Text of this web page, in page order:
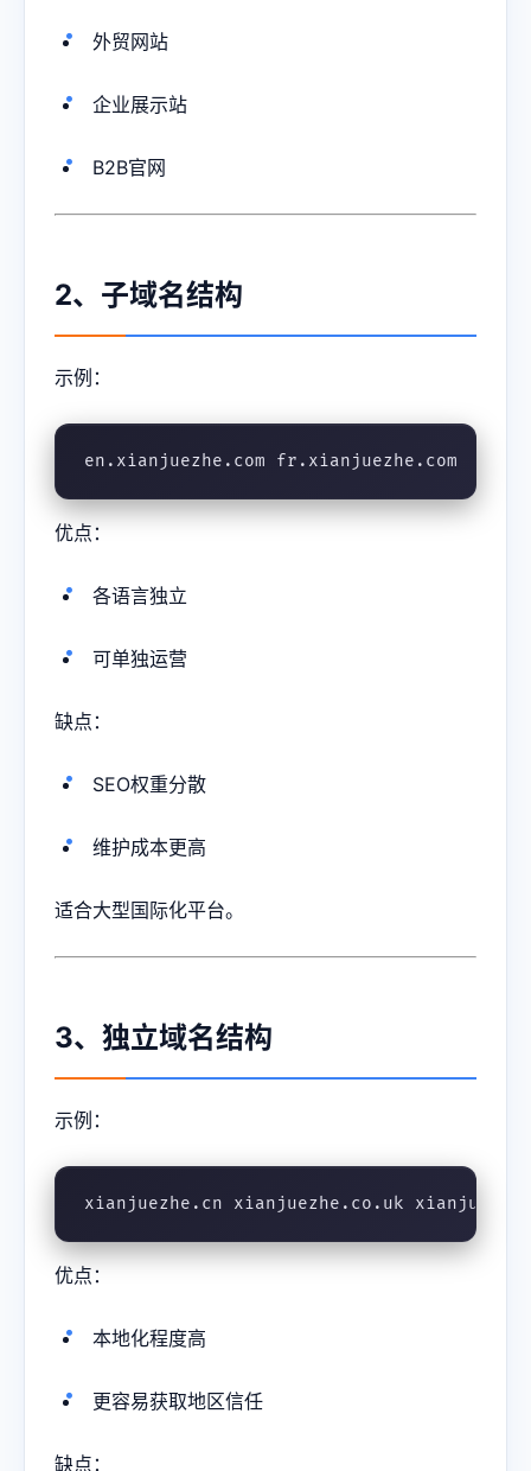
外贸网站
企业展示站
B2B官网
2、子域名结构
示例：
en.xianjuezhe.com fr.xianjuezhe.com
优点：
各语言独立
可单独运营
缺点：
SEO权重分散
维护成本更高
适合大型国际化平台。
3、独立域名结构
示例：
xianjuezhe.cn xianjuezhe.co.uk
优点：
本地化程度高
更容易获取地区信任
缺点：